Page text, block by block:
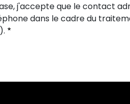
j'accepte que le contact
dans le cadre du